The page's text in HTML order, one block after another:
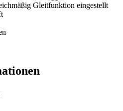
Gleitfunktion eingestellt